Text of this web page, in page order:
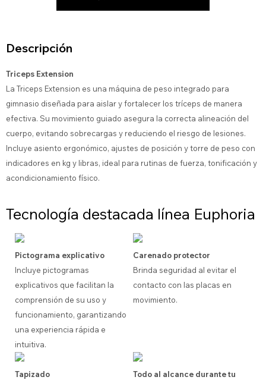
Descripción
Triceps Extension
La Triceps Extension es una máquina de peso integrado para
gimnasio diseñada para aislar y fortalecer los tríceps de manera
efectiva. Su movimiento guiado asegura la correcta alineación del
cuerpo, evitando sobrecargas y reduciendo el riesgo de lesiones.
Incluye asiento ergonómico, ajustes de posición y torre de peso con
indicadores en kg y libras, ideal para rutinas de fuerza, tonificación y
acondicionamiento físico.
Tecnología destacada línea Euphoria
Pictograma explicativo
Incluye pictogramas
explicativos que facilitan la
comprensión de su uso y
funcionamiento, garantizando
una experiencia rápida e
intuitiva.
Carenado protector
Brinda seguridad al evitar el
contacto con las placas en
movimiento.
Tapizado
Todo al alcance durante tu